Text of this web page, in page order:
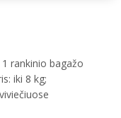
rankinio bagažo
iki 8 kg;